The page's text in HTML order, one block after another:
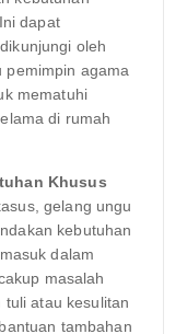
dapat
oleh
pemimpin agama
mematuhi
di rumah
Khusus
gelang ungu
kebutuhan
dalam
masalah
tuli atau kesulitan
tambahan